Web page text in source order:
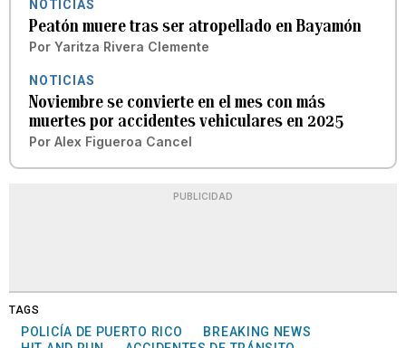
NOTICIAS
Peatón muere tras ser atropellado en Bayamón
Por Yaritza Rivera Clemente
NOTICIAS
Noviembre se convierte en el mes con más
muertes por accidentes vehiculares en 2025
Por Alex Figueroa Cancel
PUBLICIDAD
TAGS
POLICÍA DE PUERTO RICO
BREAKING NEWS